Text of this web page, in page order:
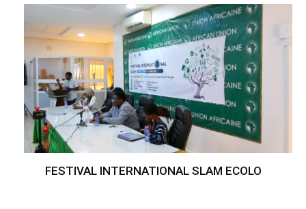
FESTIVAL INTERNATIONAL SLAM ECOLO